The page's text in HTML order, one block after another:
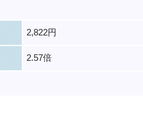
2,822円
2.57倍